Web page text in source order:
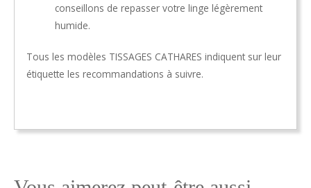
conseillons de repasser votre linge légèrement
humide.
Tous les modèles TISSAGES CATHARES indiquent sur leur
étiquette les recommandations à suivre.